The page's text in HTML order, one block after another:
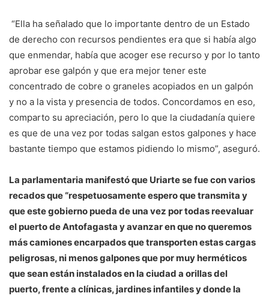
“Ella ha señalado que lo importante dentro de un Estado
de derecho con recursos pendientes era que si había algo
que enmendar, había que acoger ese recurso y por lo tanto
aprobar ese galpón y que era mejor tener este
concentrado de cobre o graneles acopiados en un galpón
y no a la vista y presencia de todos. Concordamos en eso,
comparto su apreciación, pero lo que la ciudadanía quiere
es que de una vez por todas salgan estos galpones y hace
bastante tiempo que estamos pidiendo lo mismo”, aseguró.
La parlamentaria manifestó que Uriarte se fue con varios
recados que “respetuosamente espero que transmita y
que este gobierno pueda de una vez por todas reevaluar
el puerto de Antofagasta y avanzar en que no queremos
más camiones encarpados que transporten estas cargas
peligrosas, ni menos galpones que por muy herméticos
que sean están instalados en la ciudad a orillas del
puerto, frente a clínicas, jardines infantiles y donde la